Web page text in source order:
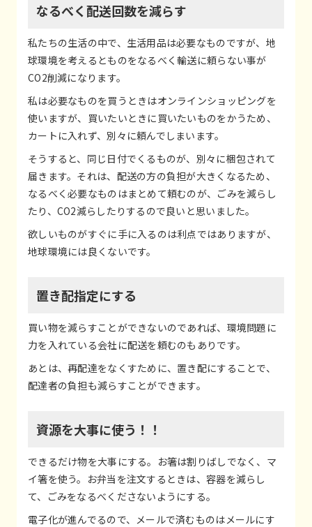
なるべく配送回数を減らす
私たちの生活の中で、生活用品は必要なものですが、地
球環境を考えるとものをなるべく輸送に頼らない事が
CO2削減になります。
私は必要なものを買うときはオンラインショッピングを
使いますが、買いたいときに買いたいものをかうため、
カートに入れず、別々に頼んでしまいます。
そうすると、同じ日付でくるものが、別々に梱包されて
届きます。それは、配送の方の負担が大きくなるため、
なるべく必要なものはまとめて頼むのが、ごみを減らし
たり、CO2減らしたりするので良いと思いました。
欲しいものがすぐに手に入るのは利点ではありますが、
地球環境には良くないです。
置き配指定にする
買い物を減らすことができないのであれば、環境問題に
力を入れている会社に配送を頼むのもありです。
あとは、再配達をなくすために、置き配にすることで、
配達者の負担も減らすことができます。
資源を大事に使う！！
できるだけ物を大事にする。お箸は割りばしでなく、マ
イ箸を使う。お弁当を注文するときは、容器を減らし
て、ごみをなるべくださないようにする。
電子化が進んでるので、メールで済むものはメールにす